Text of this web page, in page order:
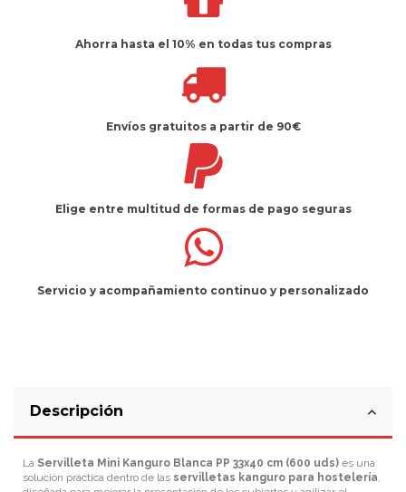
Ahorra hasta el 10% en todas tus compras
Envíos gratuitos a partir de 90€
Elige entre multitud de formas de pago seguras
Servicio y acompañamiento continuo y personalizado
Descripción
La Servilleta Mini Kanguro Blanca PP 33x40 cm (600 uds) es una
solución práctica dentro de las servilletas kanguro para hostelería